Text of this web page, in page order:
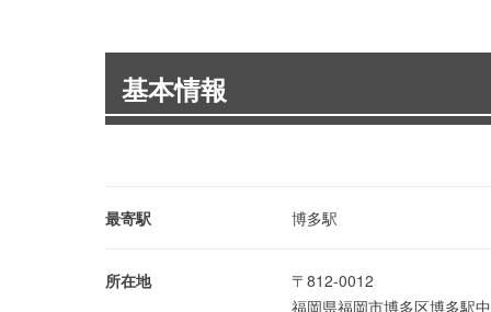
基本情報
最寄駅 博多駅
所在地
〒812-0012
福岡県福岡市博多区博多駅